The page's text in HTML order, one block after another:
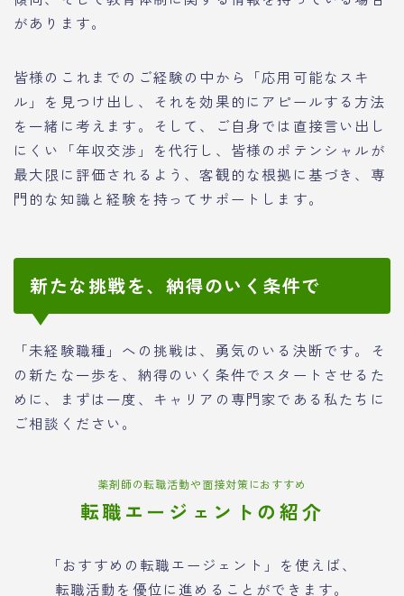
があります。
皆様のこれまでのご経験の中から「応用可能なスキ
ル」を見つけ出し、それを効果的にアピールする方法
を一緒に考えます。そして、ご自身では直接言い出し
にくい「年収交渉」を代行し、皆様のポテンシャルが
最大限に評価されるよう、客観的な根拠に基づき、専
門的な知識と経験を持ってサポートします。
新たな挑戦を、納得のいく条件で
「未経験職種」への挑戦は、勇気のいる決断です。そ
の新たな一歩を、納得のいく条件でスタートさせるた
めに、まずは一度、キャリアの専門家である私たちに
ご相談ください。
薬剤師の転職活動や面接対策におすすめ
転職エージェントの紹介
「おすすめの転職エージェント」を使えば、
転職活動を優位に進めることができます。